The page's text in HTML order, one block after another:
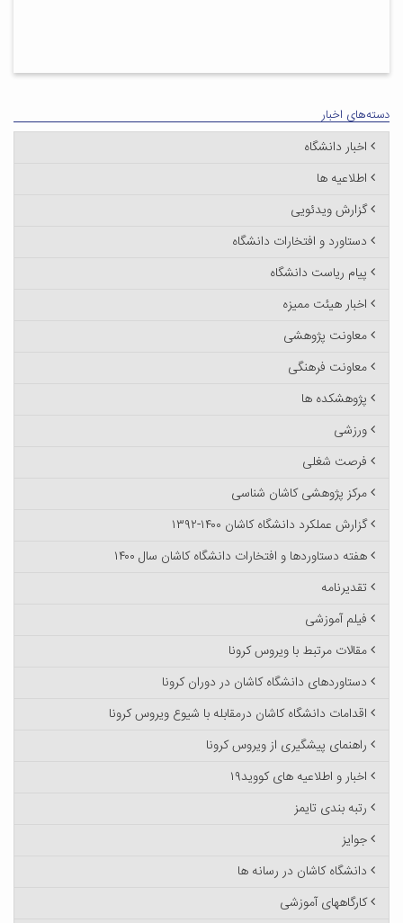
دسته‌های اخبار
اخبار دانشگاه
اطلاعیه ها
گزارش ویدئویی
دستاورد و افتخارات دانشگاه
پیام ریاست دانشگاه
اخبار هیئت ممیزه
معاونت پژوهشی
معاونت فرهنگی
پژوهشکده ها
ورزشی
فرصت شغلی
مرکز پژوهشی کاشان شناسی
گزارش عملکرد دانشگاه کاشان ۱۴۰۰-۱۳۹۲
هفته دستاوردها و افتخارات دانشگاه کاشان سال ۱۴۰۰
تقدیرنامه
فیلم آموزشی
مقالات مرتبط با ویروس کرونا
دستاوردهای دانشگاه کاشان در دوران کرونا
اقدامات دانشگاه کاشان درمقابله با شیوع ویروس کرونا
راهنمای پیشگیری از ویروس کرونا
اخبار و اطلاعیه های کووید۱۹
رتبه بندی تایمز
جوایز
دانشگاه کاشان در رسانه ها
کارگاههای آموزشی